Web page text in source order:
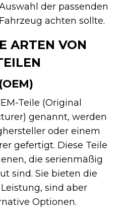
der passenden
achten sollte.
ARTEN VON
Teile (Original
genannt, werden
oder einem
gefertigt. Diese Teile
die serienmäßig
sind. Sie bieten die
sind aber
Optionen.